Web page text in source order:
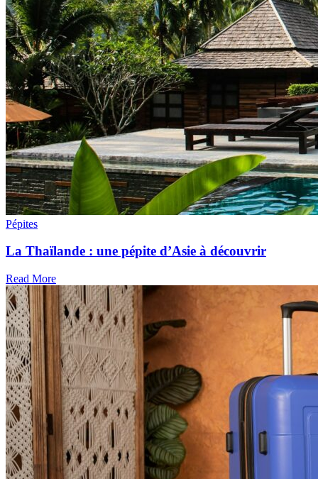
Pépites
La Thaïlande : une pépite d’Asie à découvrir
Read More